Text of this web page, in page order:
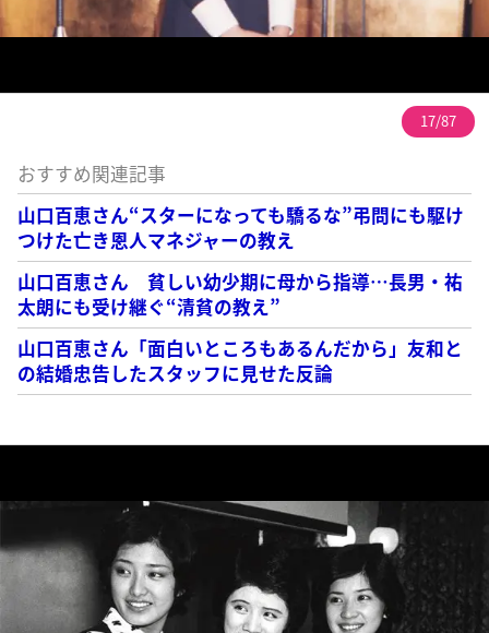
17/87
おすすめ関連記事
山口百恵さん“スターになっても驕るな”弔問にも駆け
つけた亡き恩人マネジャーの教え
山口百恵さん 貧しい幼少期に母から指導…長男・祐
太朗にも受け継ぐ“清貧の教え”
山口百恵さん「面白いところもあるんだから」友和と
の結婚忠告したスタッフに見せた反論